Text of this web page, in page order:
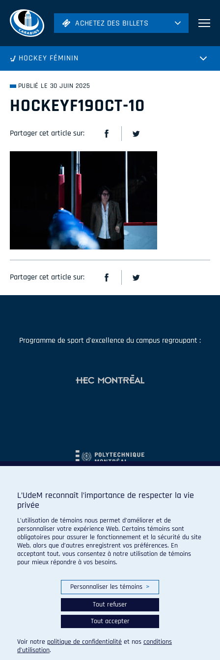
ACHETEZ DES BILLETS
Hockey
ACHETEZ DES BILLETS
HOCKEY FÉMININ
PUBLIÉ LE 30 JUIN 2025
HOCKEYF19OCT-10
Partager cet article sur:
Partager cet article sur:
Programme de sport d'excellence du campus regroupant :
© 2026 Carabins de l'Université de Montréal. Tous droits
réservés.
Paramètres des témoins
L’UdeM reconnaît l’importance de respecter la vie
privée
L’utilisation de témoins nous permet d’améliorer et de
personnaliser votre expérience Web. Certains témoins sont
obligatoires pour assurer le fonctionnement et la sécurité du site
Web, alors que d’autres enregistrent vos préférences. En
acceptant tout, vous consentez à notre utilisation de témoins
pour mieux répondre à vos besoins.
Personnaliser les témoins >
Tout refuser
Tout accepter
Voir notre politique de confidentialité et nos conditions
d’utilisation.